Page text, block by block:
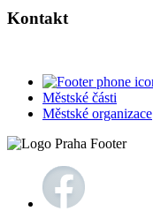
Kontakt
Městské části
Městské organizace